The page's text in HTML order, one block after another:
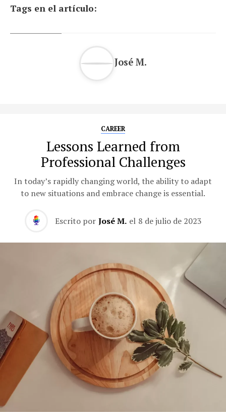
Tags en el artículo:
José M.
CAREER
Lessons Learned from
Professional Challenges
In today’s rapidly changing world, the ability to adapt
to new situations and embrace change is essential.
Escrito por José M. el 8 de julio de 2023